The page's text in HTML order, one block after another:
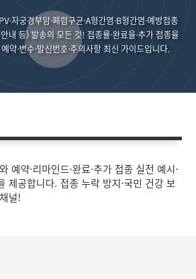
자궁경부암·폐렴구균·A형간염·B형간염·예방접종
안내 등) 발송의 모든 것! 접종률·완료율·추가 접종율
약·변수·발신번호·주의사항 최신 가이드입니다.
예약·리마인드·완료·추가 접종 실전 예시·
제공합니다. 접종 누락 방지·국민 건강 보
널!